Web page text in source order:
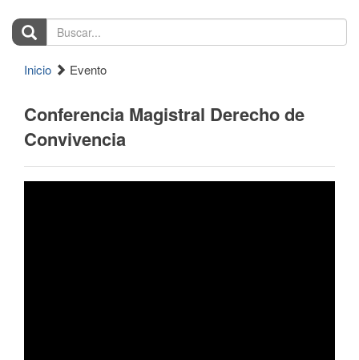
Buscar...
Inicio Evento
Conferencia Magistral Derecho de
Convivencia